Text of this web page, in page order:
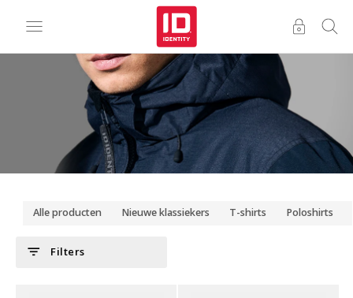
Alle producten Nieuwe klassiekers T-shirts Poloshirts
filter_list Filters